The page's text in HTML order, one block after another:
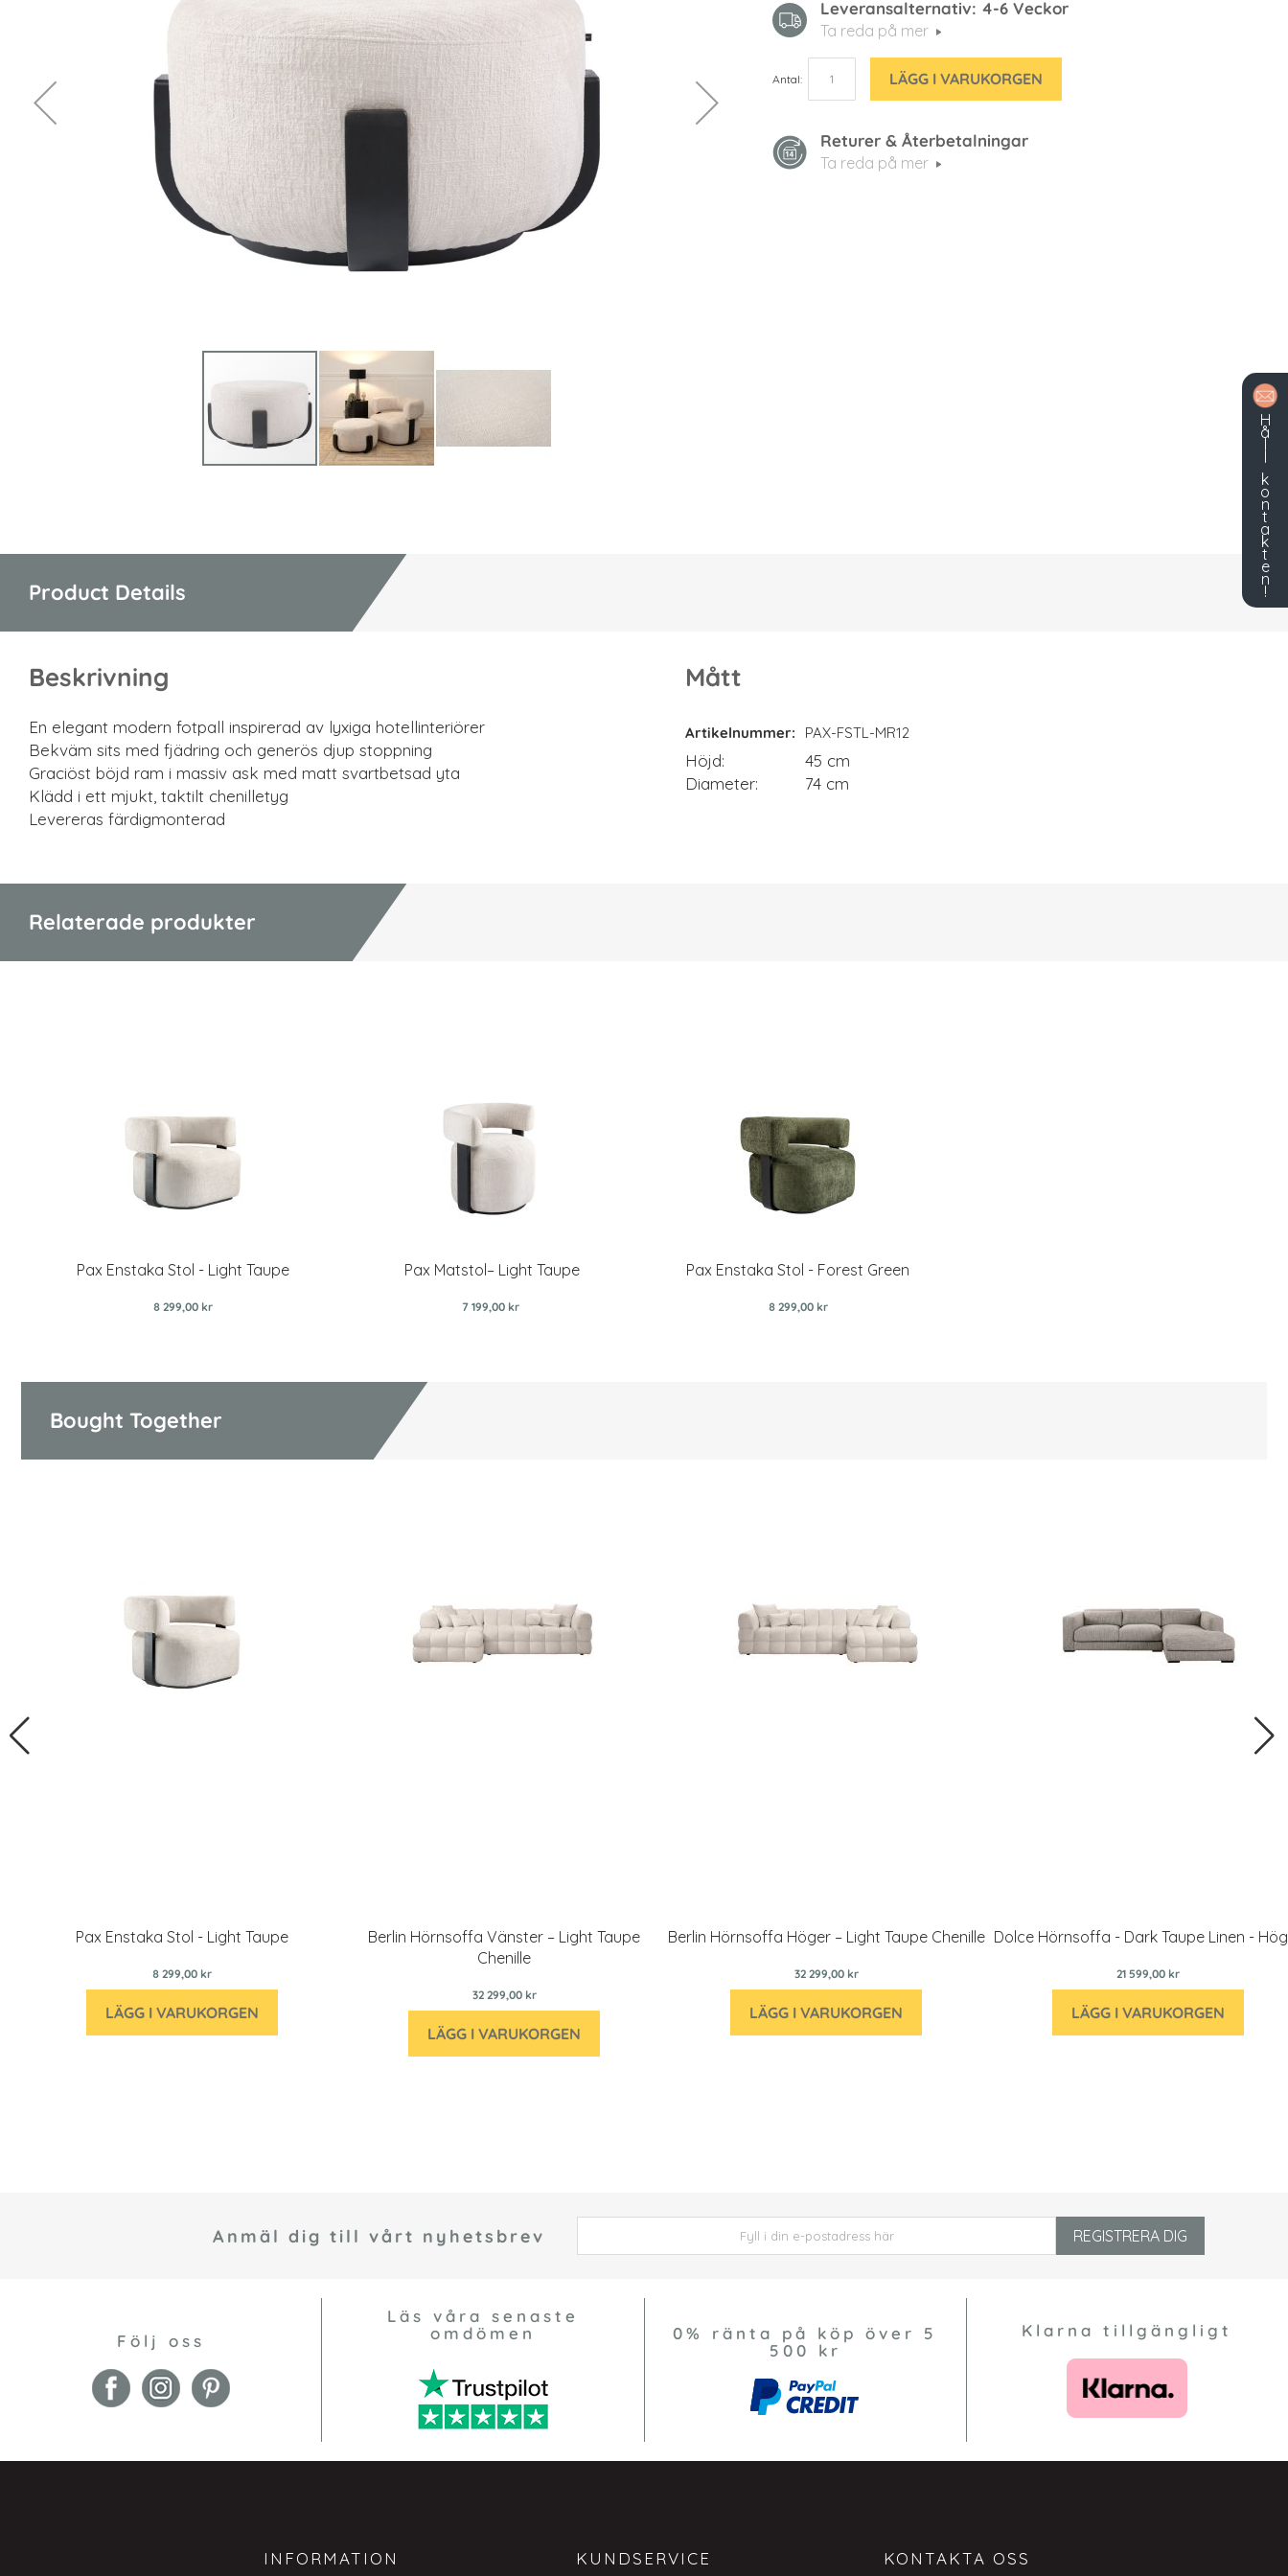
Leveransalternativ: 4-6 Veckor
Ta reda på mer
Antal LÄGG I VARUKORGEN
Returer & Återbetalningar
Ta reda på mer
av
Product Details
Beskrivning
En elegant modern fotpall inspirerad av lyxiga hotellinteriörer
Bekväm sits med fjädring och generös djup stoppning
Graciöst böjd ram i massiv ask med matt svartbetsad yta
Klädd i ett mjukt, taktilt chenilletyg
Levereras färdigmonterad
Mått
Mått
Artikelnummer PAX-FSTL-MR12
Höjd
45 cm
Diameter
74 cm
Relaterade produkter
Pax Enstaka Stol - Light Taupe
8 299,00 kr
Pax Matstol– Light Taupe
7 199,00 kr
Pax Enstaka Stol - Forest Green
8 299,00 kr
Bought Together
Pax Enstaka Stol - Light Taupe
8 299,00 kr
LÄGG I VARUKORGEN
Berlin Hörnsoffa Vänster – Light Taupe
Chenille
32 299,00 kr
LÄGG I VARUKORGEN
Berlin Hörnsoffa Höger – Light Taupe Chenille
32 299,00 kr
LÄGG I VARUKORGEN
Dolce Hörnsoffa - Dark Taupe Linen -
21 599,00 kr
LÄGG I VARUKORGEN
Anmäl dig till vårt nyhetsbrev REGISTRERA DIG
Följ oss
Läs våra senaste
omdömen
0% ränta på köp över 5
500 kr
Klarna tillgängligt
INFORMATION KUNDSERVICE KONTAKTA OSS
H
å
l
l
k
o
n
t
a
k
t
e
n
!